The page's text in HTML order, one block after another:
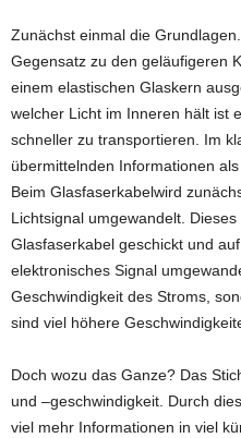
Zunächst einmal die
Gegensatz zu den geläufigeren
einem elastischen Glaskern
welcher Licht im Inneren hält ist
schneller zu transportieren. Im
übermittelnden Informationen
Beim Glasfaserkabelwird
Lichtsignal umgewandelt.
Glasfaserkabel geschickt und
elektronisches Signal
Geschwindigkeit des Stroms,
sind viel höhere
Doch wozu das Ganze? Das
und –geschwindigkeit. Durch
viel mehr Informationen in viel